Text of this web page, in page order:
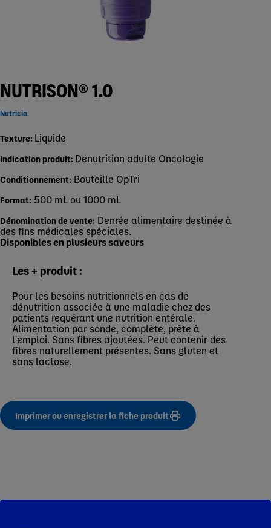
NUTRISON® 1.0
Nutricia
Texture: Liquide
Indication produit: Dénutrition adulte Oncologie
Conditionnement: Bouteille OpTri
Format: 500 mL ou 1000 mL
Dénomination de vente: Denrée alimentaire destinée à
des fins médicales spéciales.
Disponibles en plusieurs saveurs
Les + produit :
Pour les besoins nutritionnels en cas de
dénutrition associée à une maladie chez des
patients requérant une nutrition entérale.
Alimentation par sonde, complète, prête à
l'emploi. Sans fibres ajoutées. Peut contenir des
fibres naturellement présentes. Sans gluten et
sans lactose.
Imprimer ou enregistrer la fiche produit